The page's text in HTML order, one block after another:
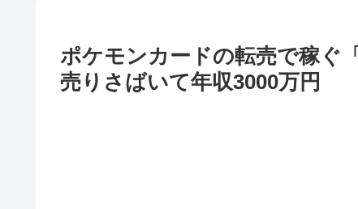
ポケモンカードの転売で稼ぐ
売りさばいて年収3000万円